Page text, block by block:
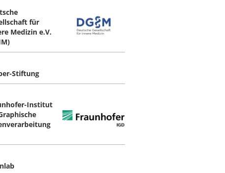
für
Medizin e.V.
Stiftung
Institut